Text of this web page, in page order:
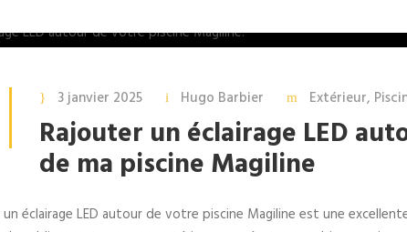
3 janvier 2025 Hugo Barbier Extérieur,
Rajouter un éclairage LED
de ma piscine Magiline
éclairage LED autour de votre piscine Magiline est une